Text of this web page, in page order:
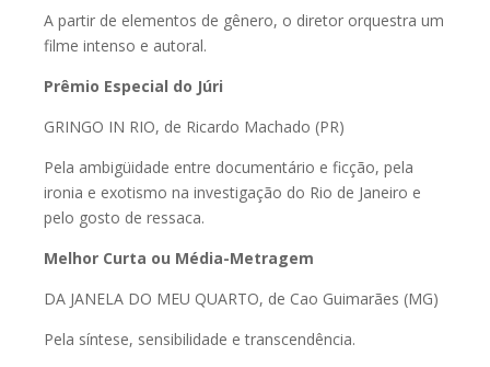
A partir de elementos de gênero, o diretor orquestra um
filme intenso e autoral.
Prêmio Especial do Júri
GRINGO IN RIO, de Ricardo Machado (PR)
Pela ambigüidade entre documentário e ficção, pela
ironia e exotismo na investigação do Rio de Janeiro e
pelo gosto de ressaca.
Melhor Curta ou Média-Metragem
DA JANELA DO MEU QUARTO, de Cao Guimarães (MG)
Pela síntese, sensibilidade e transcendência.